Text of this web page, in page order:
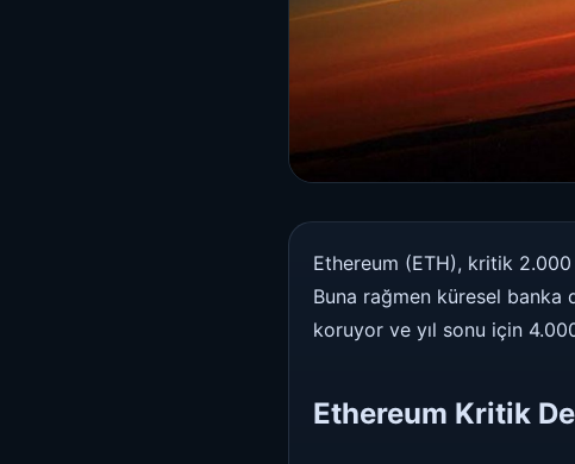
Ethereum (ETH), kritik 2.000
Buna rağmen küresel
koruyor ve yıl sonu için
Ethereum Kritik